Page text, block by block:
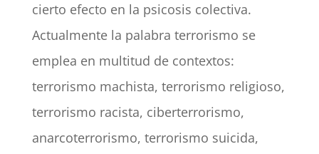
cierto efecto en la psicosis colectiva.
Actualmente la palabra terrorismo se
emplea en multitud de contextos:
terrorismo machista, terrorismo religioso,
terrorismo racista, ciberterrorismo,
anarcoterrorismo, terrorismo suicida,